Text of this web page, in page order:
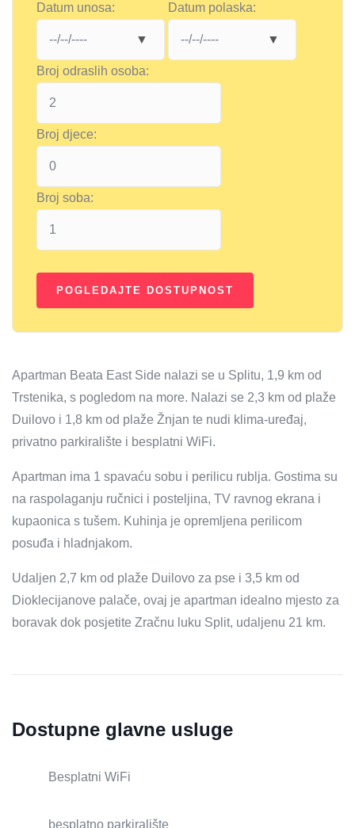
Datum unosa: Datum polaska:
Broj odraslih osoba:
Broj djece:
Broj soba:
Apartman Beata East Side nalazi se u Splitu, 1,9 km od
Trstenika, s pogledom na more. Nalazi se 2,3 km od plaže
Duilovo i 1,8 km od plaže Žnjan te nudi klima-uređaj,
privatno parkiralište i besplatni WiFi.
Apartman ima 1 spavaću sobu i perilicu rublja. Gostima su
na raspolaganju ručnici i posteljina, TV ravnog ekrana i
kupaonica s tušem. Kuhinja je opremljena perilicom
posuđa i hladnjakom.
Udaljen 2,7 km od plaže Duilovo za pse i 3,5 km od
Dioklecijanove palače, ovaj je apartman idealno mjesto za
boravak dok posjetite Zračnu luku Split, udaljenu 21 km.
Dostupne glavne usluge
Besplatni WiFi
besplatno parkiralište